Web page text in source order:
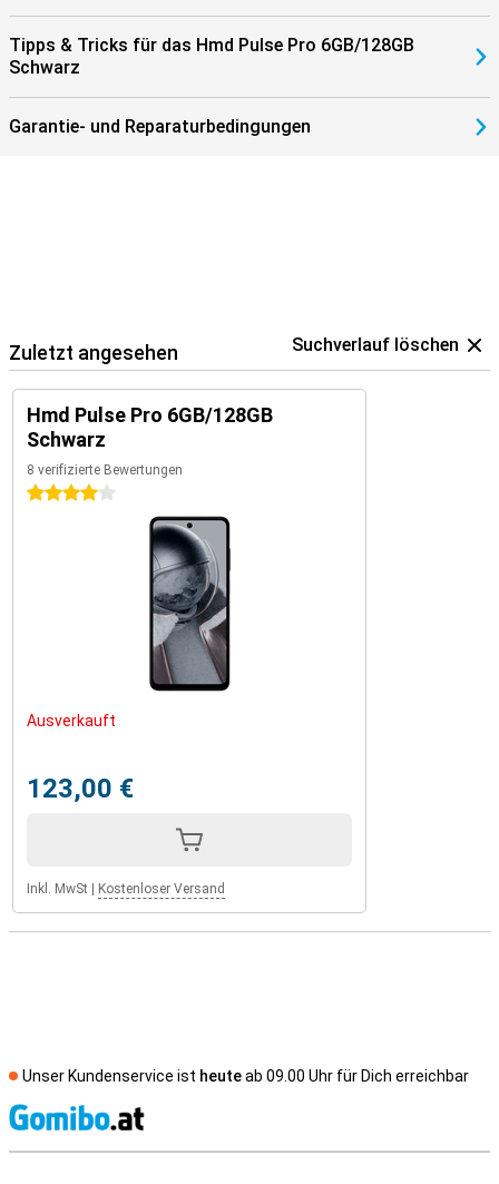
Tipps & Tricks für das Hmd Pulse Pro 6GB/128GB
Schwarz
Garantie- und Reparaturbedingungen
Zuletzt angesehen Suchverlauf löschen
Hmd Pulse Pro 6GB/128GB
Schwarz
8 verifizierte Bewertungen
4 Sterne
Ausverkauft
123,00 €
Inkl. MwSt Kostenloser Versand
Unser Kundenservice ist heuteab 09.00 Uhr für Dich erreichbar